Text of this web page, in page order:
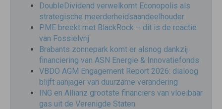
DoubleDividend verwelkomt Econopolis als
strategische meerderheidsaandeelhouder
PME breekt met BlackRock – dit is de reactie
van Fossielvrij
Brabants zonnepark komt er alsnog dankzij
financiering van ASN Energie & Innovatiefonds
VBDO AGM Engagement Report 2026: dialoog
blijft aanjager van duurzame verandering
ING en Allianz grootste financiers van vloeibaar
gas uit de Verenigde Staten